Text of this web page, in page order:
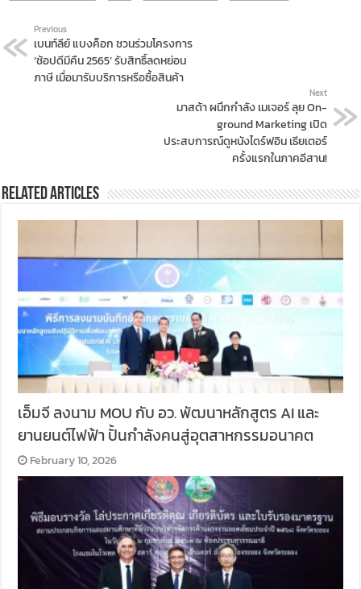
Previous
เบนท์ลีย์ แบงค็อก ชวนร่วมโครงการ
‘ช้อปดีมีคืน 2565’ รับสิทธิ์ลดหย่อน
ภาษี เมื่อมารับบริการหรือซื้อสินค้า
Next
มาสด้า ผนึกกำลัง เมเจอร์ ลุย On-
ground Marketing เปิด
ประสบการณ์ดูหนังไดร์ฟอิน เธียเตอร์
ครั้งแรกในภาคอีสาน!
Related Articles
เอ็มจี ลงนาม MOU กับ อว. พัฒนาหลักสูตร AI และ
ยานยนต์ไฟฟ้า ปั้นกำลังคนสู่อุตสาหกรรมอนาคต
February 10, 2026